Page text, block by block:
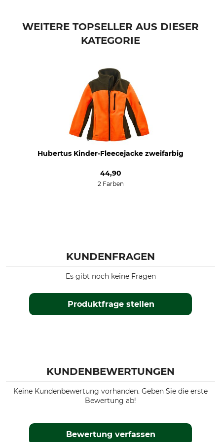
WEITERE TOPSELLER AUS DIESER
KATEGORIE
Hubertus Kinder-Fleecejacke zweifarbig
44,90
2 Farben
KUNDENFRAGEN
Produktfrage stellen
Es gibt noch keine Fragen
KUNDENBEWERTUNGEN
Keine Kundenbewertung vorhanden. Geben Sie die erste
Bewertung ab!
Bewertung verfassen